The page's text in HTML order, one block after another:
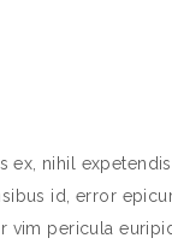
nihil
id, error
pericula